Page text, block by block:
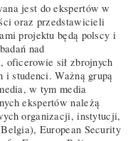
jest do ekspertów w
oraz przedstawicieli
projektu będą polscy i
nad
oficerowie sił zbrojnych
i studenci. Ważną grupą
w tym media
ekspertów należą
organizacji, instytucji,
European Security